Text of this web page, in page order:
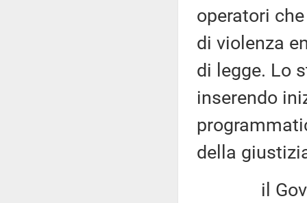
operatori
di violenza
di legge. Lo
inserendo
della
il